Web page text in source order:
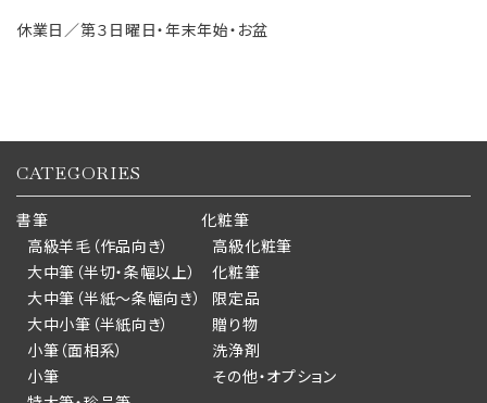
休業日／第３日曜日・年末年始・お盆
CATEGORIES
書筆
高級羊毛（作品向き）
大中筆（半切・条幅以上）
大中筆（半紙～条幅向き）
大中小筆（半紙向き）
小筆（面相系）
小筆
化粧筆
高級化粧筆
化粧筆
限定品
贈り物
洗浄剤
その他・オプション